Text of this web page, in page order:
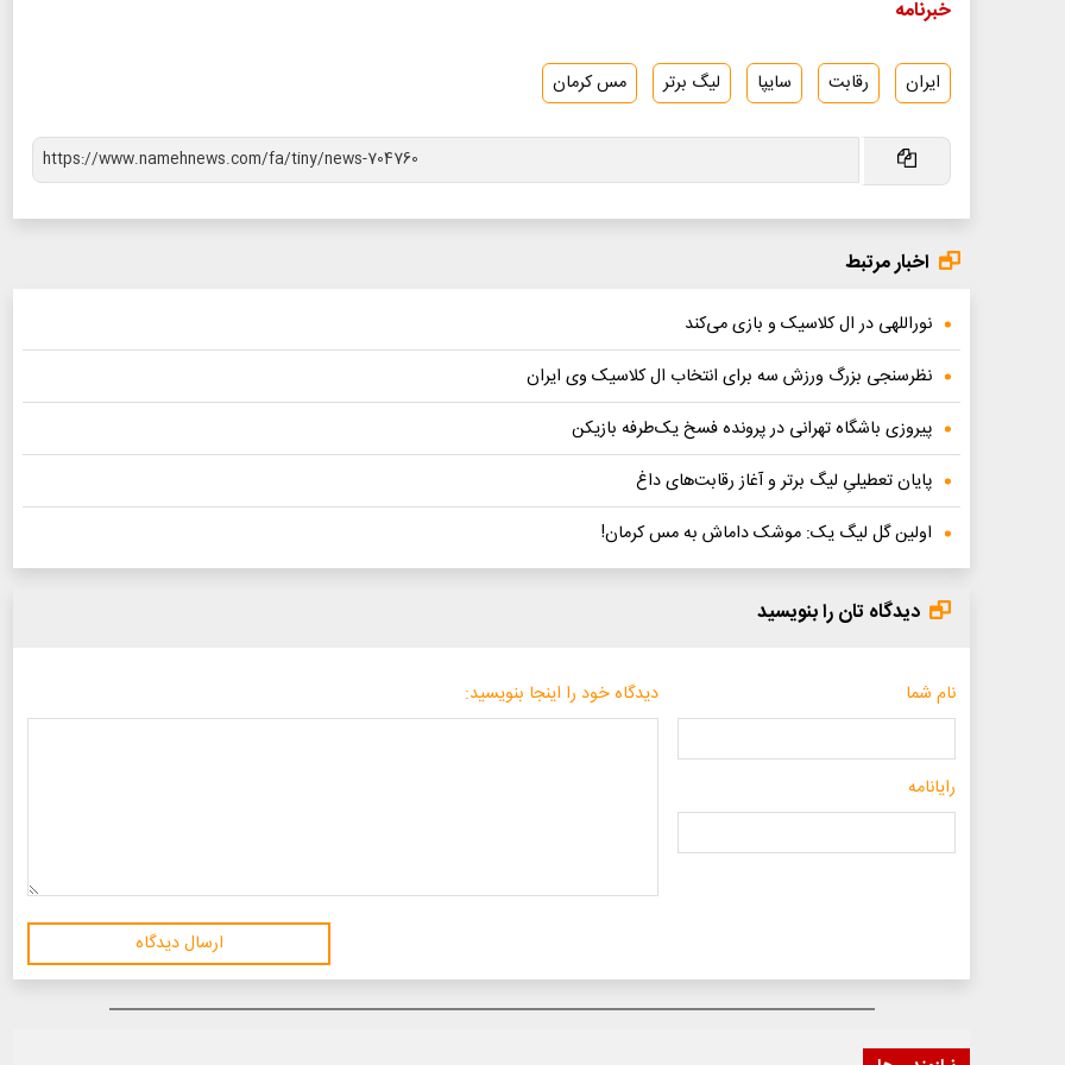
خبرنامه
ایران رقابت سایپا لیگ برتر مس کرمان
اخبار مرتبط
نوراللهی در ال کلاسیک و بازی می‌کند
نظرسنجی بزرگ ورزش سه برای انتخاب ال‌ کلاسیک وی ایران
پیروزی باشگاه تهرانی در پرونده فسخ یک‌طرفه بازیکن
پایان تعطیلیِ لیگ برتر و آغاز رقابت‌های داغ
اولین گل لیگ یک: موشک داماش به مس کرمان!
دیدگاه تان را بنویسید
نام شما
رایانامه
دیدگاه خود را اینجا بنویسید:
ارسال دیدگاه